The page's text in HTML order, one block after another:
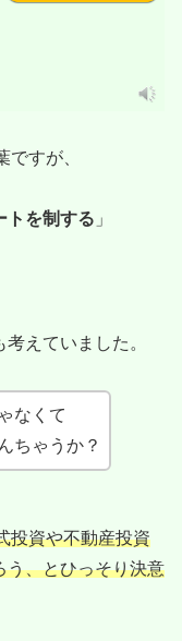
すが、
トを制する 」
えていました。
なくて
ちゃうか？
投資や不動産投資
う、とひっそり決意